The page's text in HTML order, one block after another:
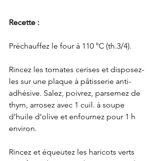
Recette :
Préchauffez le four à 110 °C (th.3/4).
Rincez les tomates cerises et disposez-
les sur une plaque à pâtisserie anti-
adhésive. Salez, poivrez, parsemez de
thym, arrosez avec 1 cuil. à soupe
d’huile d’olive et enfournez pour 1 h
environ.
Rincez et équeutez les haricots verts